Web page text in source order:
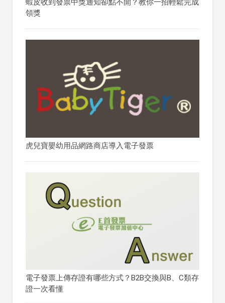
蝦皮收到發票中獎通知卻點不開？教你一招輕鬆完成
領獎
虎兒寶嬰幼用品網路商店導入電子發票
電子發票上傳存證有哪些方式？B2B交換與B、C類存
證一次看懂